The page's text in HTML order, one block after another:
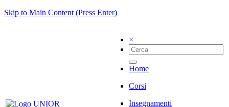
Skip to Main Content (Press Enter)
×
Home
Corsi
Insegnamenti